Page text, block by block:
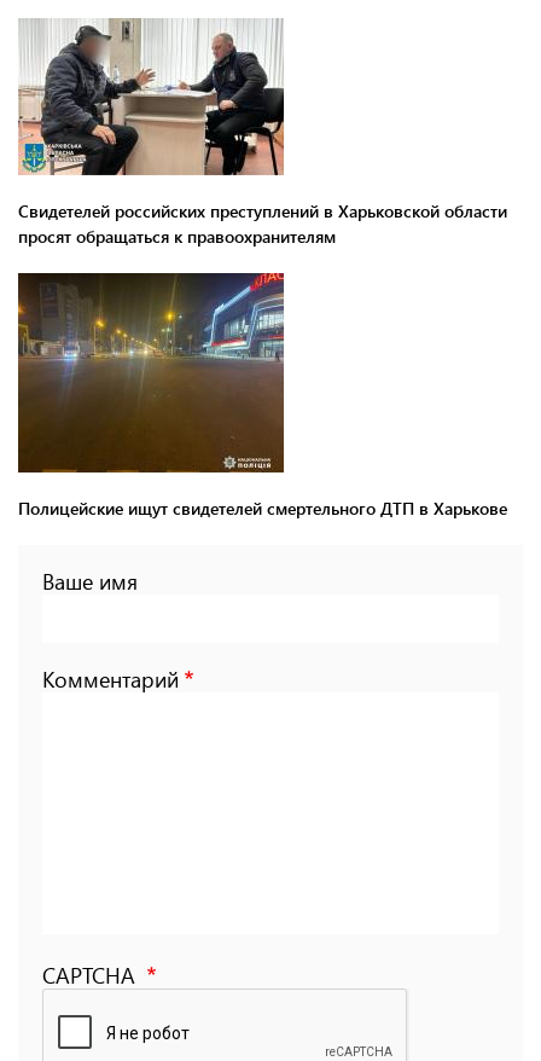
Свидетелей российских преступлений в Харьковской области
просят обращаться к правоохранителям
Полицейские ищут свидетелей смертельного ДТП в Харькове
Ваше имя
Комментарий
CAPTCHA